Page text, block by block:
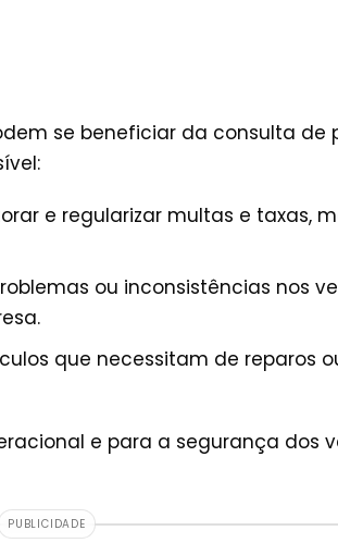
se beneficiar da consulta de
e regularizar multas e taxas,
ou inconsistências nos
que necessitam de reparos
e para a segurança dos
PUBLICIDADE